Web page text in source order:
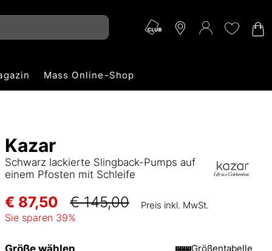
Mass Online-Shop
Kazar
Schwarz lackierte Slingback-Pumps auf
einem Pfosten mit Schleife
€ 87,50 € 145,00 Preis inkl. MwSt.
Sie sparen 39%
Größe wählen Größentabelle